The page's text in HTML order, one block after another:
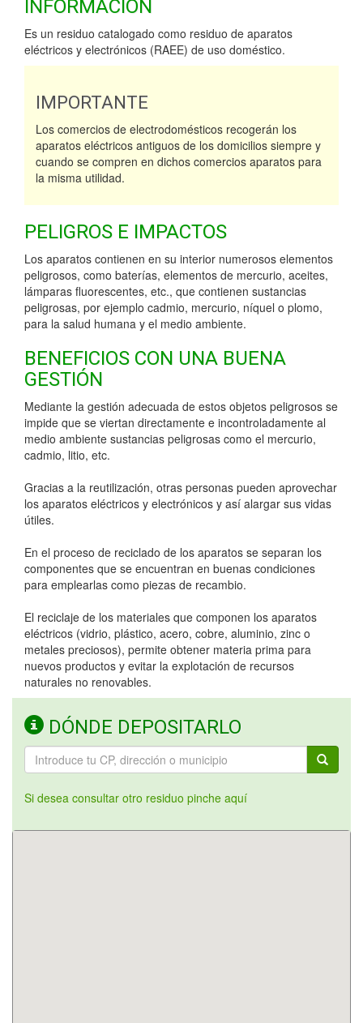
INFORMACIÓN
Es un residuo catalogado como residuo de aparatos
eléctricos y electrónicos (RAEE) de uso doméstico.
IMPORTANTE
Los comercios de electrodomésticos recogerán los
aparatos eléctricos antiguos de los domicilios siempre y
cuando se compren en dichos comercios aparatos para
la misma utilidad.
PELIGROS E IMPACTOS
Los aparatos contienen en su interior numerosos elementos
peligrosos, como baterías, elementos de mercurio, aceites,
lámparas fluorescentes, etc., que contienen sustancias
peligrosas, por ejemplo cadmio, mercurio, níquel o plomo,
para la salud humana y el medio ambiente.
BENEFICIOS CON UNA BUENA
GESTIÓN
Mediante la gestión adecuada de estos objetos peligrosos se
impide que se viertan directamente e incontroladamente al
medio ambiente sustancias peligrosas como el mercurio,
cadmio, litio, etc.
Gracias a la reutilización, otras personas pueden aprovechar
los aparatos eléctricos y electrónicos y así alargar sus vidas
útiles.
En el proceso de reciclado de los aparatos se separan los
componentes que se encuentran en buenas condiciones
para emplearlas como piezas de recambio.
El reciclaje de los materiales que componen los aparatos
eléctricos (vidrio, plástico, acero, cobre, aluminio, zinc o
metales preciosos), permite obtener materia prima para
nuevos productos y evitar la explotación de recursos
naturales no renovables.
DÓNDE DEPOSITARLO
Si desea consultar otro residuo pinche aquí